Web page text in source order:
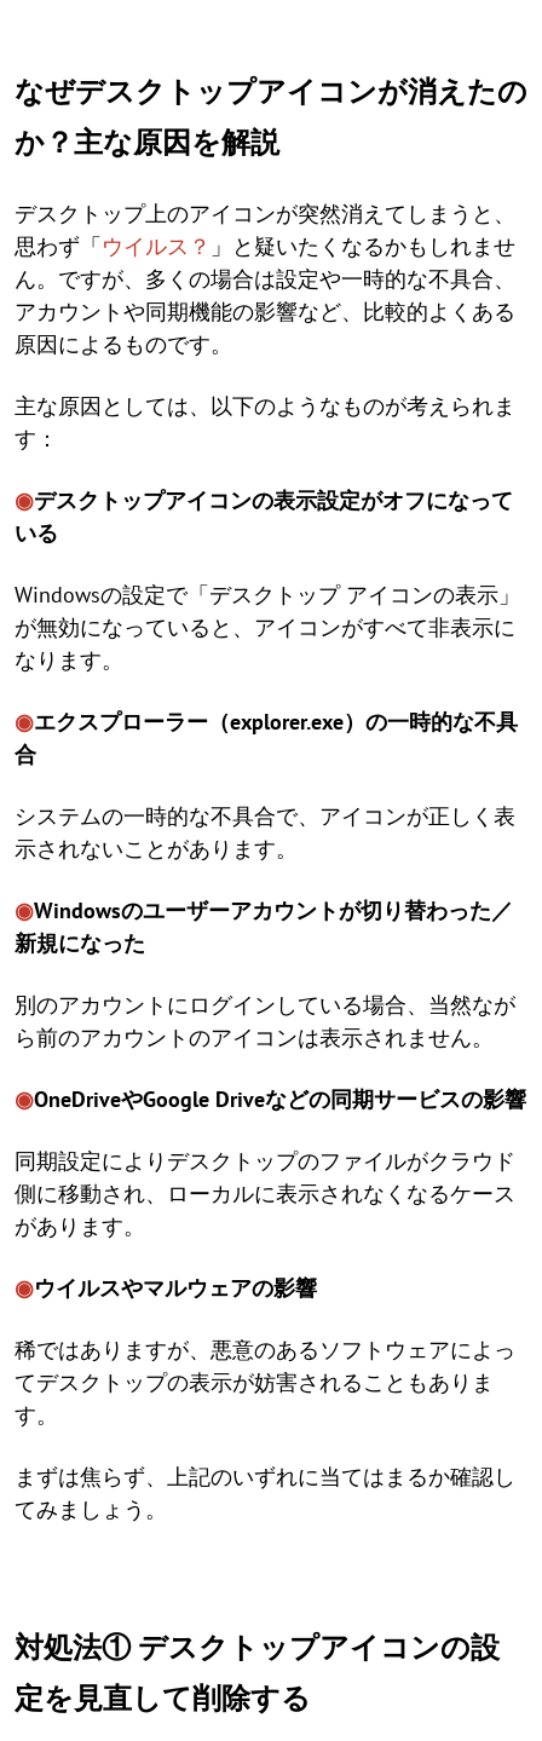
なぜデスクトップアイコンが消えたの
か？主な原因を解説
デスクトップ上のアイコンが突然消えてしまうと、
思わず「ウイルス？ 」と疑いたくなるかもしれませ
ん。ですが、多くの場合は設定や一時的な不具合、
アカウントや同期機能の影響など、比較的よくある
原因によるものです。
主な原因としては、以下のようなものが考えられま
す：
◉デスクトップアイコンの表示設定がオフになって
いる
Windowsの設定で「デスクトップ アイコンの表示」
が無効になっていると、アイコンがすべて非表示に
なります。
◉エクスプローラー（explorer.exe）の一時的な不具
合
システムの一時的な不具合で、アイコンが正しく表
示されないことがあります。
◉Windowsのユーザーアカウントが切り替わった／
新規になった
別のアカウントにログインしている場合、当然なが
ら前のアカウントのアイコンは表示されません。
◉OneDriveやGoogle Driveなどの同期サービスの影響
同期設定によりデスクトップのファイルがクラウド
側に移動され、ローカルに表示されなくなるケース
があります。
◉ウイルスやマルウェアの影響
稀ではありますが、悪意のあるソフトウェアによっ
てデスクトップの表示が妨害されることもありま
す。
まずは焦らず、上記のいずれに当てはまるか確認し
てみましょう。
対処法① デスクトップアイコンの設
定を見直して削除する